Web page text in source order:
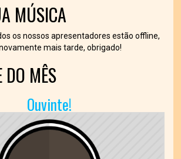
MÚSICA
os nossos apresentadores estão offline,
mais tarde, obrigado!
DO MÊS
Ouvinte!